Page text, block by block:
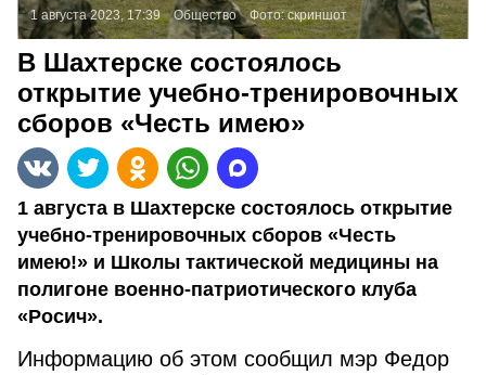
1 августа 2023, 17:39 Общество Фото:скриншот
В Шахтерске состоялось
открытие учебно-тренировочных
сборов «Честь имею»
1 августа в Шахтерске состоялось открытие
учебно-тренировочных сборов «Честь
имею!» и Школы тактической медицины на
полигоне военно-патриотического клуба
«Росич».
Информацию об этом сообщил мэр Федор